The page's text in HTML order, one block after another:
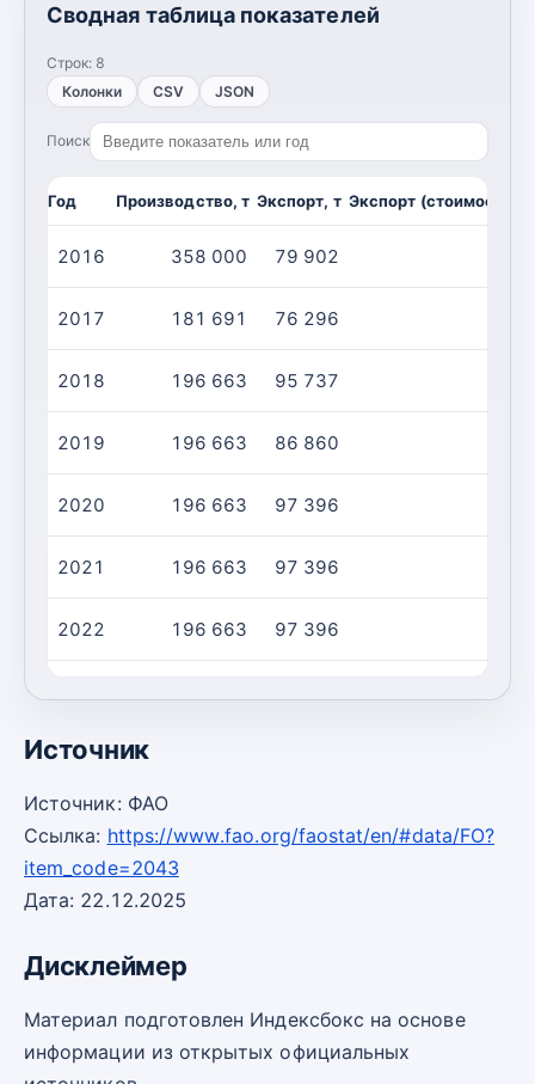
Сводная таблица показателей
Строк: 8
Колонки
CSV JSON
Поиск
Год Производство, т Экспорт, т Экспорт
2016 358 000 79 902
2017 181 691 76 296
2018 196 663 95 737
2019 196 663 86 860
2020 196 663 97 396
2021 196 663 97 396
2022 196 663 97 396
Источник
Источник: ФАО
Ссылка: https://www.fao.org/faostat/en/#data/FO?
item_code=2043
Дата: 22.12.2025
Дисклеймер
Материал подготовлен Индексбокс на основе
информации из открытых официальных